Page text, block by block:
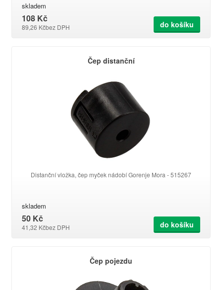
skladem
108 Kč
89,26 Kčbez DPH do košíku
Čep distanční
Distanční vložka, čep myček nádobí Gorenje Mora - 515267
skladem
50 Kč
41,32 Kčbez DPH do košíku
Čep pojezdu